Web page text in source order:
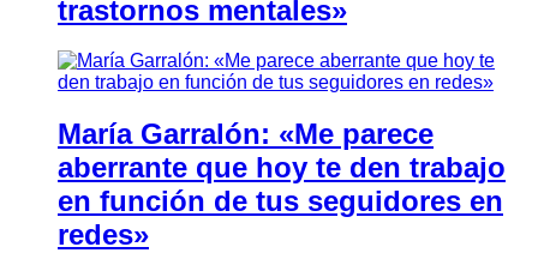
trastornos mentales»
María Garralón: «Me parece
aberrante que hoy te den trabajo
en función de tus seguidores en
redes»